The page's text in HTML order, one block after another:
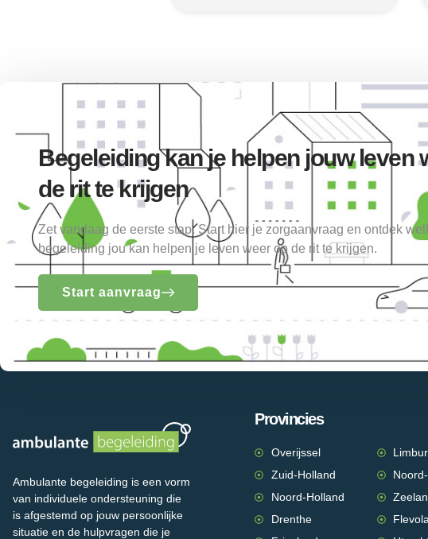
Begeleiding kan je helpen jouw leven
de rit te krijgen
Zet vandaag de eerste stap. Start hier je zorgaanvraag en ontdek
begeleiding jou kan helpen je leven weer op de rit te krijgen.
Start aanvraag
Ambulante begeleiding is een vorm
van individuele ondersteuning die
is afgestemd op jouw persoonlijke
situatie en de hulpvragen die je
Provincies
Overijssel
Zuid-Holland
Noord-Holland
Drenthe